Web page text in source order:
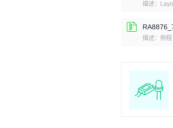
描述：
描述：例程